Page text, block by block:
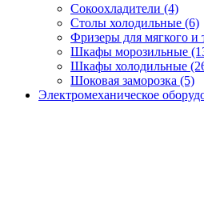
Сокоохладители (4)
Столы холодильные (6)
Фризеры для мягкого и
Шкафы морозильные
Шкафы холодильные
Шоковая заморозка (5)
Электромеханическое